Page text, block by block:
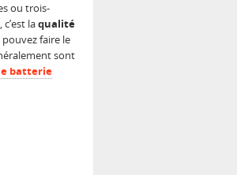
ou trois-
laqualité
faire le
sont
batterie